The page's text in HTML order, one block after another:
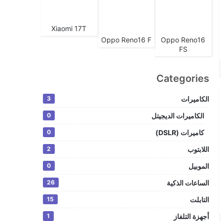
Oppo Reno16
FS
Oppo Reno16 F
Xiaomi 17T
Categories
الكاميرات 3
الكاميرات الديجيتل 0
كاميرات (DSLR) 0
اللابتوب 2
الموبيل 0
الساعات الذكية 26
التابلت 15
أجهزة التلفاز 1